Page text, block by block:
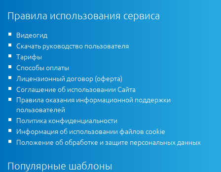
Правила использования сервиса
Видеогид
Скачать руководство пользователя
Тарифы
Способы оплаты
Лицензионный договор (оферта)
Соглашение об использовании Сайта
Правила оказания информационной поддержки
пользователей
Политика конфиденциальности
Информация об использовании файлов cookie
Положение об обработке и защите персональных данных
Популярные шаблоны